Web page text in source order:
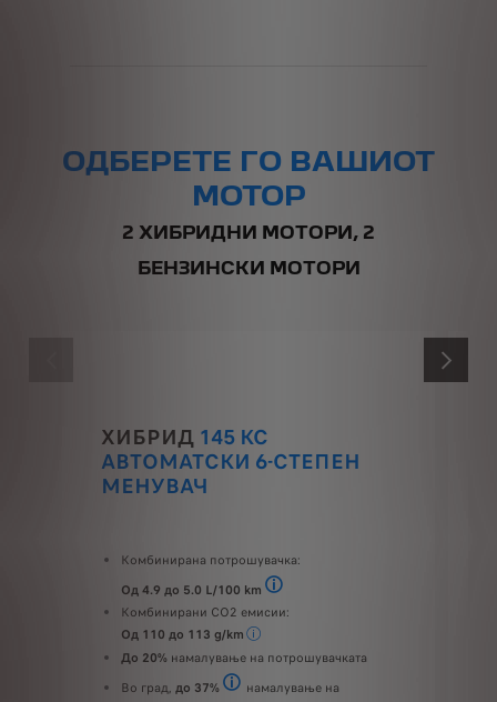
ОДБЕРЕТЕ ГО ВАШИОТ
МОТОР
2 ХИБРИДНИ МОТОРИ, 2
БЕНЗИНСКИ МОТОРИ
ХИБРИД 145 КС
АВТОМАТСКИ 6-СТЕПЕН
МЕНУВАЧ
Комбинирана потрошувачка:
Од 4.9 до 5.0 L/100 km
Комбинирани CO2 емисии:
Од 110 до 113 g/km
До 20% намалување на потрошувачката
Во град,до 37%
намалување на
SUIVANT